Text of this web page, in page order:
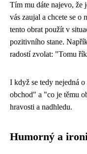
Tím mu dáte najevo, že
vás zaujal a chcete se o
tento obrat použít v
pozitivního stane.
radostí zvolat: "Tomu
I když se tedy nejedná
obchod" a "co je těmu
hravosti a nadhledu.
Humorný a